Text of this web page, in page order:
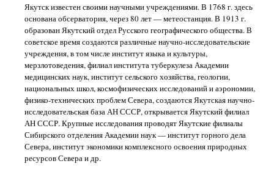
Якутск известен своими научными учреждениями. В 1768 г. здесь
основана обсерватория, через 80 лет — метеостанция. В 1913 г.
образован Якутский отдел Русского географического общества. В
советское время создаются различные научно-исследовательские
учреждения, в том числе институт языка и культуры,
мерзлотоведения, филиал института туберкулеза Академии
медицинских наук, институт сельского хозяйства, геологии,
национальных школ, космофизических исследований и аэрономии,
физико-технических проблем Севера, создаются Якутская научно-
исследовательская база АН СССР, открывается Якутский филиал
АН СССР. Крупные исследования проводят Якутские филиалы
Сибирского отделения Академии наук — институт горного дела
Севера, институт экономики комплексного освоения природных
ресурсов Севера и др.